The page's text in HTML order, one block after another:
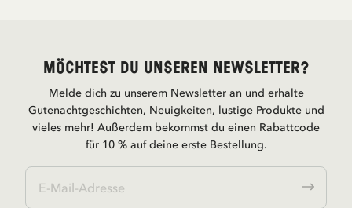
Möchtest du unseren Newsletter?
Melde dich zu unserem Newsletter an und erhalte
Gutenachtgeschichten, Neuigkeiten, lustige Produkte und
vieles mehr! Außerdem bekommst du einen Rabattcode
für 10 % auf deine erste Bestellung.